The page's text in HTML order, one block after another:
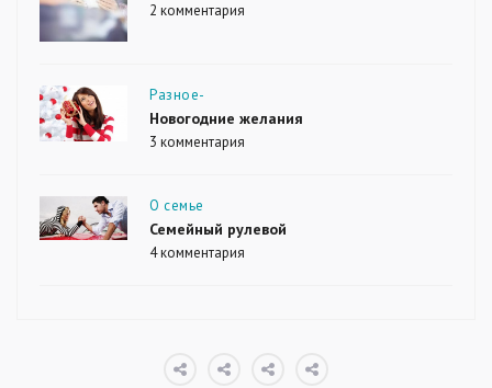
2 комментария
кофе
Рубрики
Разное-
Новогодние желания
3 комментария
Рубрики
О семье
Семейный рулевой
4 комментария
Почему Зачем?